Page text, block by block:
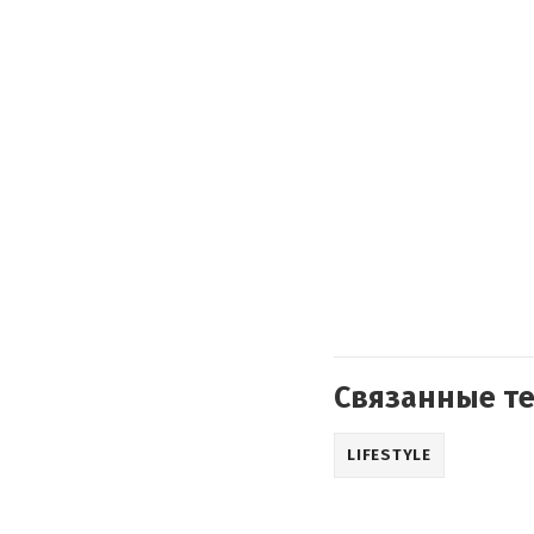
Связанные
LIFESTYLE